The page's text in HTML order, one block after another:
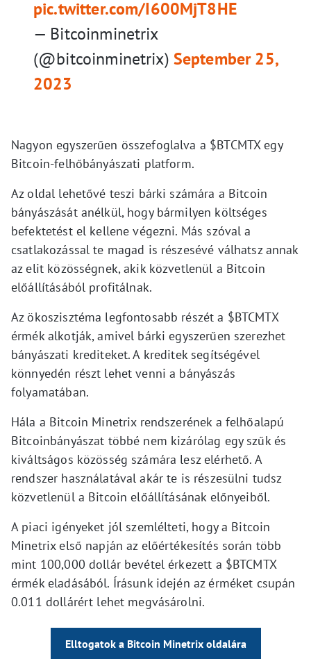
pic.twitter.com/I600MjT8HE
— Bitcoinminetrix
(@bitcoinminetrix) September 25,
2023
Nagyon egyszerűen összefoglalva a $BTCMTX egy
Bitcoin-felhőbányászati platform.
Az oldal lehetővé teszi bárki számára a Bitcoin
bányászását anélkül, hogy bármilyen költséges
befektetést el kellene végezni. Más szóval a
csatlakozással te magad is részesévé válhatsz annak
az elit közösségnek, akik közvetlenül a Bitcoin
előállításából profitálnak.
Az ökoszisztéma legfontosabb részét a $BTCMTX
érmék alkotják, amivel bárki egyszerűen szerezhet
bányászati krediteket. A kreditek segítségével
könnyedén részt lehet venni a bányászás
folyamatában.
Hála a Bitcoin Minetrix rendszerének a felhőalapú
Bitcoinbányászat többé nem kizárólag egy szűk és
kiváltságos közösség számára lesz elérhető. A
rendszer használatával akár te is részesülni tudsz
közvetlenül a Bitcoin előállításának előnyeiből.
A piaci igényeket jól szemlélteti, hogy a Bitcoin
Minetrix első napján az előértékesítés során több
mint 100,000 dollár bevétel érkezett a $BTCMTX
érmék eladásából. Írásunk idején az érméket csupán
0.011 dollárért lehet megvásárolni.
Elltogatok a Bitcoin Minetrix oldalára